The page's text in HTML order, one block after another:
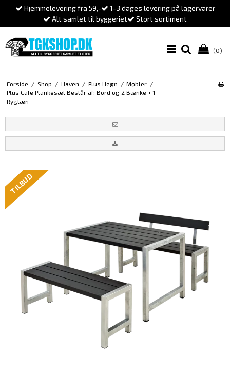
Hjemmelevering fra 59,-
1-3 dages levering på lagervarer
Alt samlet til byggeriet
Stort sortiment
(0)
Forside / Shop / Haven / Plus Hegn / Møbler /
Plus Cafe Plankesæt Består af: Bord og 2 Bænke + 1
Ryglæn
TILBUD